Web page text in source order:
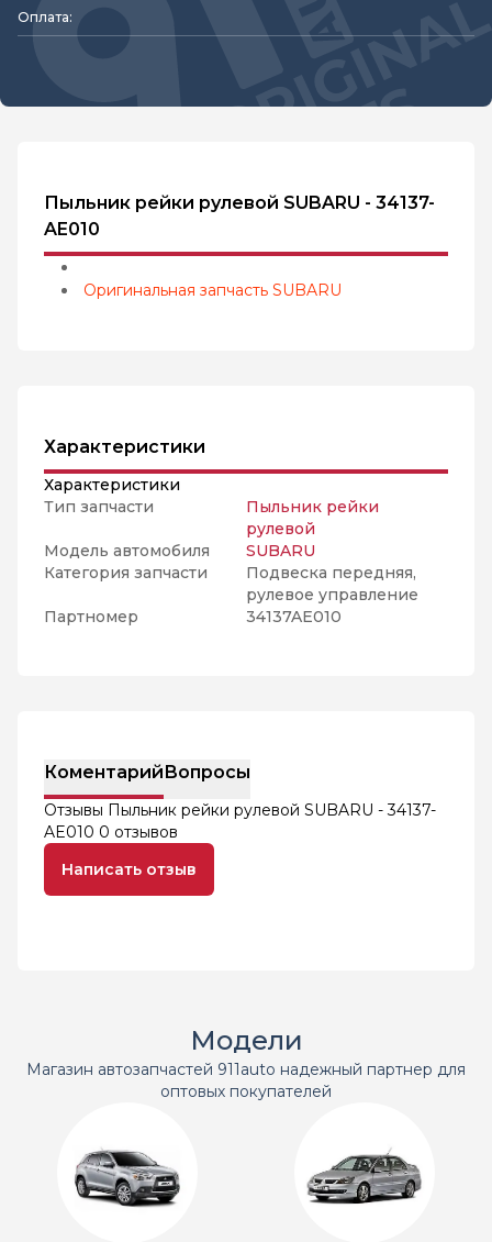
Оплата:
Пыльник рейки рулевой SUBARU - 34137-
AE010
Оригинальная запчасть SUBARU
Характеристики
Характеристики
Тип запчасти
Пыльник рейки
рулевой
Модель автомобиля
SUBARU
Категория запчасти
Подвеска передняя,
рулевое управление
Партномер
34137AE010
КоментарийВопросы
Отзывы Пыльник рейки рулевой SUBARU - 34137-
AE010 0 отзывов
Написать отзыв
Модели
Магазин автозапчастей 911auto надежный партнер для
оптовых покупателей